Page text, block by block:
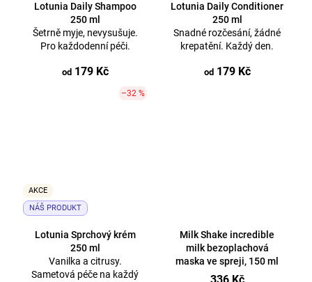
Lotunia Daily Shampoo
250 ml
Šetrně myje, nevysušuje.
Pro každodenní péči.
od179 Kč
Lotunia Daily Conditioner
250 ml
Snadné rozčesání, žádné
krepatění. Každý den.
od179 Kč
AKCE
NÁŠ PRODUKT
–32 %
Lotunia Sprchový krém
250 ml
Vanilka a citrusy.
Sametová péče na každý
Milk Shake incredible
milk bezoplachová
maska ve spreji, 150 ml